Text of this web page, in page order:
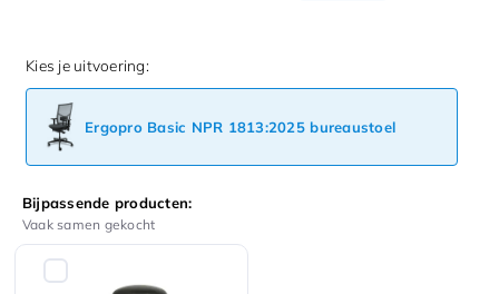
Kies je uitvoering:
Ergopro Basic NPR 1813:2025 bureaustoel
Bijpassende producten:
Vaak samen gekocht